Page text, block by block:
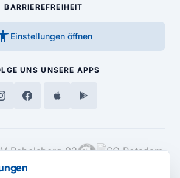
BARRIEREFREIHEIT
Einstellungen öffnen
UNS UNSERE APPS